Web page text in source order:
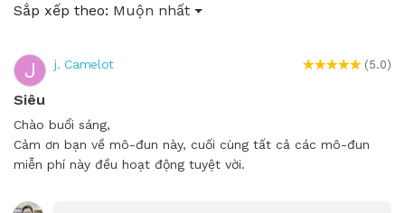
Sắp xếp theo: Muộn nhất
J j. Camelot (5.0)
Siêu
Chào buổi sáng,
Cảm ơn bạn về mô-đun này, cuối cùng tất cả các mô-đun
miễn phí này đều hoạt động tuyệt vời.